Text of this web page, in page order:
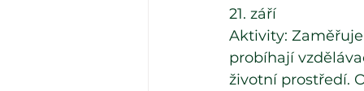
21. září
Aktivity:
probíhají
životní prostředí.